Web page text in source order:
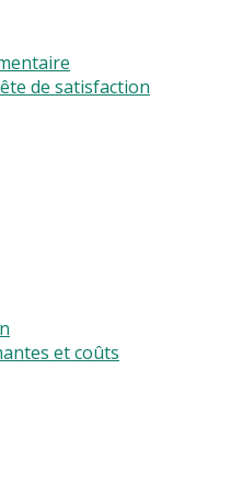
de satisfaction
et coûts